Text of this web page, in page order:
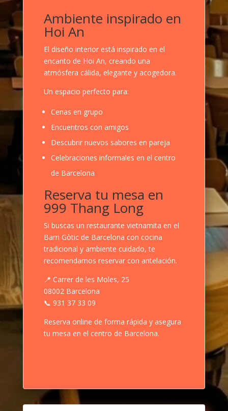
Ambiente inspirado en
Hoi An
El diseño interior está inspirado en el
encanto de Hoi An, creando una
atmósfera cálida, elegante y acogedora.
Un espacio perfecto para:
Cenas en grupo
Encuentros con amigos
Descubrir nuevos sabores en pareja
Celebraciones informales en el centro
de Barcelona
Reserva tu mesa en
999 Thang Long
Si buscas un restaurante vietnamita en el
Barri Gòtic de Barcelona con cocina
tradicional y ambiente cuidado, te
recomendamos reservar con antelación.
📍 Carrer de les Moles, 25
08002 Barcelona
📞 931 37 33 09
Reserva online de forma rápida y asegura
tu mesa en el centro de Barcelona.